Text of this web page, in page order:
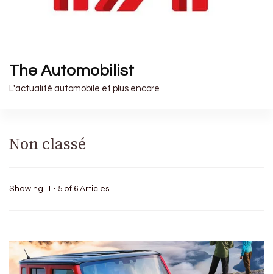
The Automobilist
L'actualité automobile et plus encore
Non classé
Showing: 1 - 5 of 6 Articles